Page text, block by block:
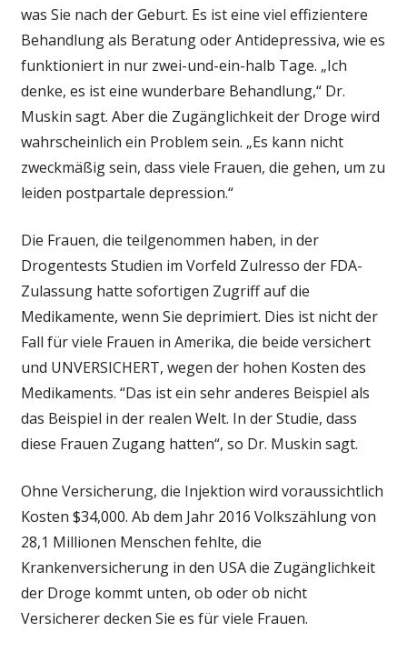
was Sie nach der Geburt. Es ist eine viel effizientere
Behandlung als Beratung oder Antidepressiva, wie es
funktioniert in nur zwei-und-ein-halb Tage. „Ich
denke, es ist eine wunderbare Behandlung,“ Dr.
Muskin sagt. Aber die Zugänglichkeit der Droge wird
wahrscheinlich ein Problem sein. „Es kann nicht
zweckmäßig sein, dass viele Frauen, die gehen, um zu
leiden postpartale depression.“
Die Frauen, die teilgenommen haben, in der
Drogentests Studien im Vorfeld Zulresso der FDA-
Zulassung hatte sofortigen Zugriff auf die
Medikamente, wenn Sie deprimiert. Dies ist nicht der
Fall für viele Frauen in Amerika, die beide versichert
und UNVERSICHERT, wegen der hohen Kosten des
Medikaments. “Das ist ein sehr anderes Beispiel als
das Beispiel in der realen Welt. In der Studie, dass
diese Frauen Zugang hatten“, so Dr. Muskin sagt.
Ohne Versicherung, die Injektion wird voraussichtlich
Kosten $34,000. Ab dem Jahr 2016 Volkszählung von
28,1 Millionen Menschen fehlte, die
Krankenversicherung in den USA die Zugänglichkeit
der Droge kommt unten, ob oder ob nicht
Versicherer decken Sie es für viele Frauen.